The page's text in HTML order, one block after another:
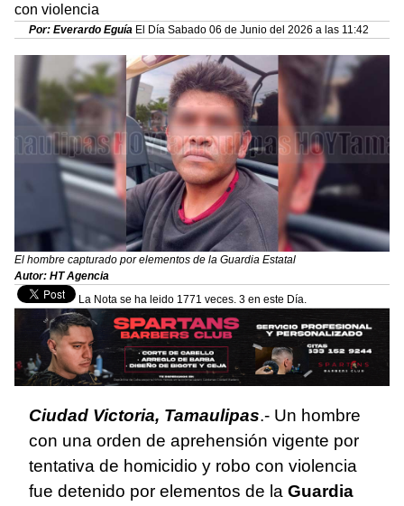
con violencia
Por: Everardo Eguía El Día Sabado 06 de Junio del 2026 a las 11:42
El hombre capturado por elementos de la Guardia Estatal
Autor: HT Agencia
La Nota se ha leido 1771 veces. 3 en este Día.
Ciudad Victoria, Tamaulipas.- Un hombre
con una orden de aprehensión vigente por
tentativa de homicidio y robo con violencia
fue detenido por elementos de la Guardia